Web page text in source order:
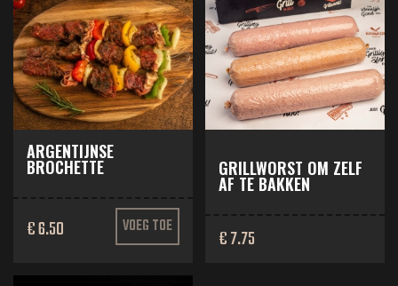
ARGENTIJNSE
BROCHETTE
€ 6.50 VOEG TOE
GRILLWORST OM ZELF
AF TE BAKKEN
€ 7.75